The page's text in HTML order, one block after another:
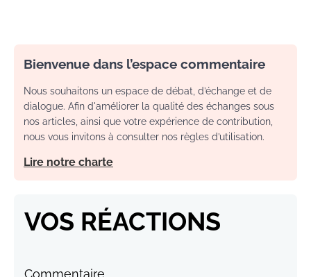
Bienvenue dans l’espace commentaire
Nous souhaitons un espace de débat, d’échange et de
dialogue. Afin d'améliorer la qualité des échanges sous
nos articles, ainsi que votre expérience de contribution,
nous vous invitons à consulter nos règles d’utilisation.
Lire notre charte
VOS RÉACTIONS
Commentaire